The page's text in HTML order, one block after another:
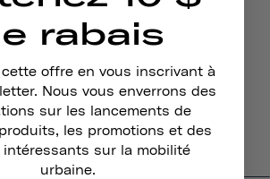
De Vélo Pennant
$19.95
rabais
offre en vous inscrivant à
Nous vous enverrons des
sur les lancements de
les promotions et des
sur la mobilité
urbaine.